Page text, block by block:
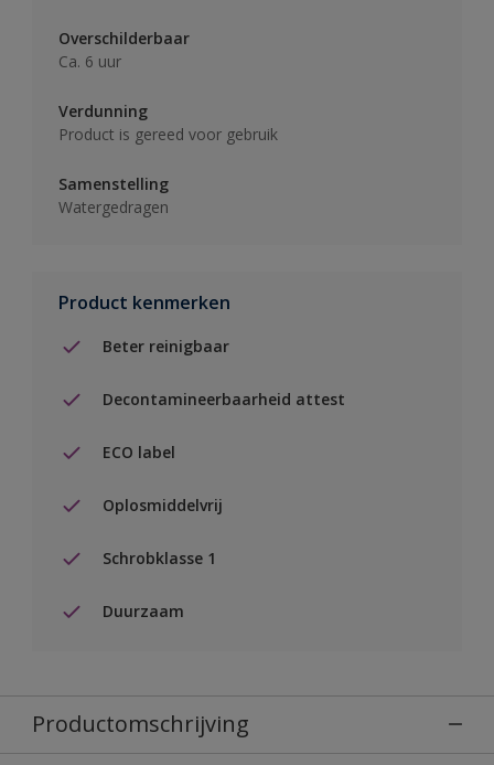
Overschilderbaar
Ca. 6 uur
Verdunning
Product is gereed voor gebruik
Samenstelling
Watergedragen
Product kenmerken
Beter reinigbaar
Decontamineerbaarheid attest
ECO label
Oplosmiddelvrij
Schrobklasse 1
Duurzaam
Productomschrijving